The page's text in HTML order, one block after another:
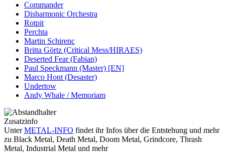
Commander
Disharmonic Orchestra
Rotpit
Perchta
Martin Schirenc
Britta Görtz (Critical Mess/HIRAES)
Deserted Fear (Fabian)
Paul Speckmann (Master) [EN]
Marco Hont (Desaster)
Undertow
Andy Whale / Memoriam
Zusatzinfo
UnterMETAL-INFO findet ihr Infos über die Entstehung und mehr
zu Black Metal, Death Metal, Doom Metal, Grindcore, Thrash
Metal, Industrial Metal und mehr